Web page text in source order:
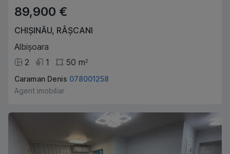
89,900 €
CHIȘINĂU, RÂȘCANI
Albișoara
2
1 50 m2
Caraman Denis 078001258
Agent imobiliar